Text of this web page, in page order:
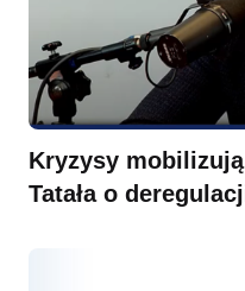
Kryzysy
Tatała o